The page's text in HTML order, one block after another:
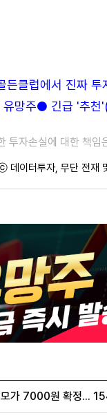
든클럽에서 진짜
망주● 긴급 '추천
투자손실에 대한 책임
데이터투자, 무단 전재
가 7000원 확정...